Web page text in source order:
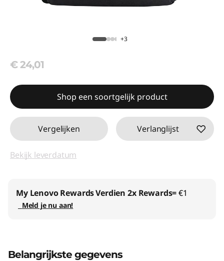
+3
€ 24,01
Shop een soortgelijk product
Vergelijken Verlanglijst
Bekijk leverdatum
My Lenovo RewardsVerdien 2x Rewards=€1
Meld je nu aan!
Belangrijkste gegevens